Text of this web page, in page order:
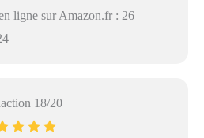
ligne sur Amazon.fr : 26
18/20